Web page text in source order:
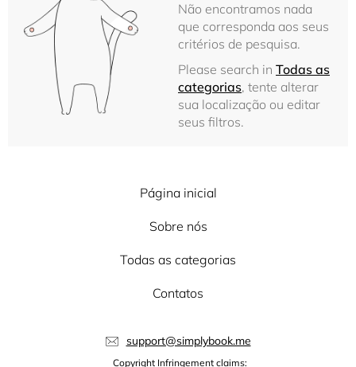
Não encontramos nada
que corresponda aos seus
critérios de pesquisa.
Please search in Todas as
categorias, tente alterar
sua localização ou editar
seus filtros.
Página inicial
Sobre nós
Todas as categorias
Contatos
support@simplybook.me
Copyright Infringement claims: